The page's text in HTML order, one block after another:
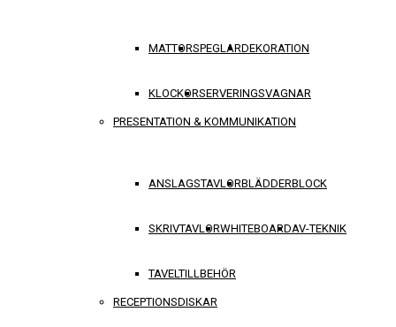
MATTORSPEGLARDEKORATION
KLOCKORSERVERINGSVAGNAR
PRESENTATION & KOMMUNIKATION
ANSLAGSTAVLORBLÄDDERBLOCK
SKRIVTAVLORWHITEBOARDAV-TEKNIK
TAVELTILLBEHÖR
RECEPTIONSDISKAR